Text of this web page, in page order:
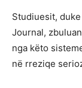
Studiuesit,
Journal,
nga këto
në rreziqe